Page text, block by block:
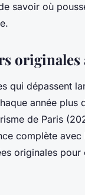
savoir où
originales
qui dépassent
année plus
de Paris
complète
originales